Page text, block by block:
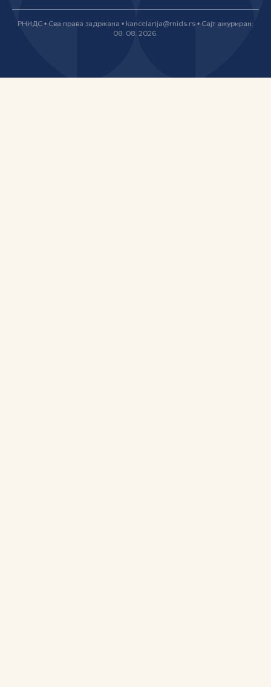
РНИДС • Сва права задржана • kancelarija@rnids.rs • Сајт ажуриран:
08. 08. 2026.